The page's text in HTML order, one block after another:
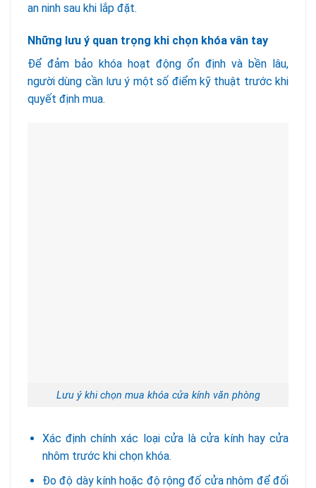
an ninh sau khi lắp đặt.
Những lưu ý quan trọng khi chọn khóa vân tay
Để đảm bảo khóa hoạt động ổn định và bền lâu,
người dùng cần lưu ý một số điểm kỹ thuật trước khi
quyết định mua.
Lưu ý khi chọn mua khóa cửa kính văn phòng
Xác định chính xác loại cửa là cửa kính hay cửa
nhôm trước khi chọn khóa.
Đo độ dày kính hoặc độ rộng đố cửa nhôm để đối